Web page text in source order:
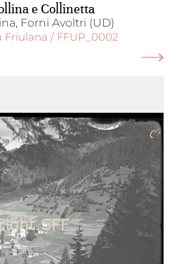
e Collinetta
Forni Avoltri (UD)
Friulana / FFUP_0002